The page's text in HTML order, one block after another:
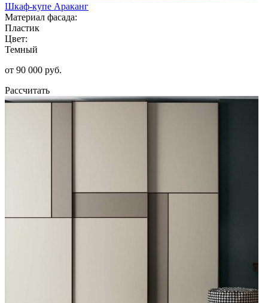
Шкаф-купе Араканг
Материал фасада:
Пластик
Цвет:
Темный
от 90 000 руб.
Рассчитать